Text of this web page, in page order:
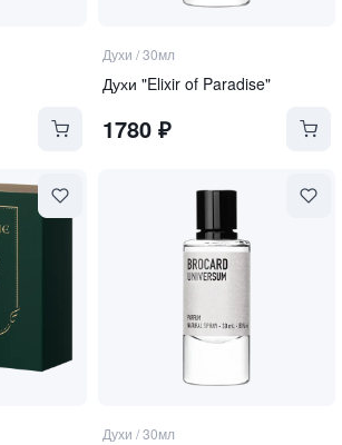
Духи /30мл
Духи "Elixir of Paradise"
1780₽
Духи /30мл